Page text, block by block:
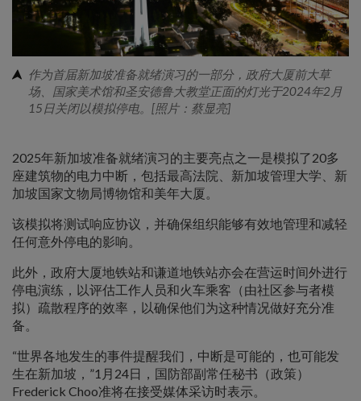
作为首届新加坡准备就绪演习的一部分，政府大厦前大草
场、国家美术馆和圣安德鲁大教堂正面的灯光于2024年2月
15日关闭以模拟停电。[照片：蔡显亮]
2025年新加坡准备就绪演习的主要亮点之一是模拟了20多
座建筑物的电力中断，包括最高法院、新加坡管理大学、新
加坡国家文物局博物馆和美年大厦。
该模拟将测试响应协议，并确保组织能够有效地管理和减轻
任何意外停电的影响。
此外，政府大厦地铁站和谦道地铁站亦会在营运时间外进行
停电演练，以评估工作人员和火车乘客（由社区参与者模
拟）疏散程序的效率，以确保他们为这种情况做好充分准
备。
“世界各地发生的事件提醒我们，中断是可能的，也可能发
生在新加坡，”1月24日，国防部副常任秘书（政策）
Frederick Choo准将在接受媒体采访时表示。